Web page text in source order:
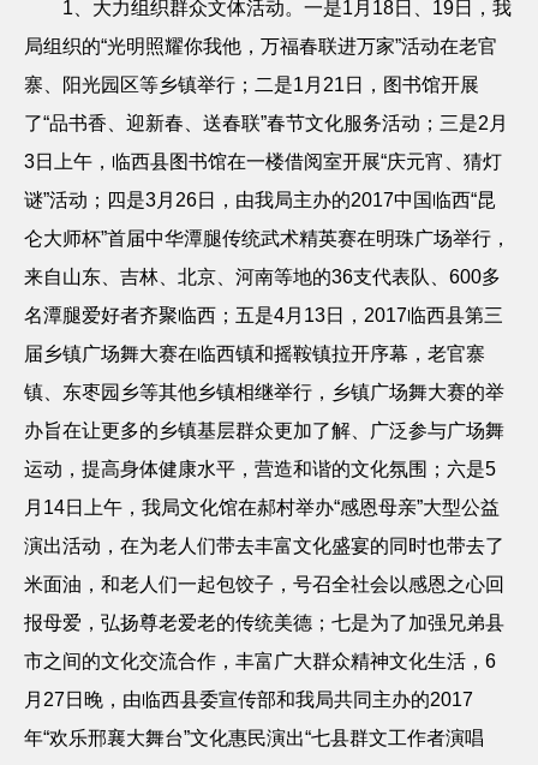
1 、大力组织群众文体活动。 一是1 月 18日、 19日，我
局组织的“光明照耀你我他，万福春联进万家”活动在老官
寨、阳光园区等乡镇举行；二是1 月 21 日，图书馆开展
了“品书香、迎新春、送春联”春节文化服务活动；三是2 月
3日上午，临西县图书馆在一楼借阅室开展“庆元宵、猜灯
谜”活动；四是3月 26日，由我局主办的2017中国临西“昆
仑大师杯”首届中华潭腿传统武术精英赛在明珠广场举行，
来自山东、吉林、北京、河南等地的36支代表队、 600多
名潭腿爱好者齐聚临西；五是4月 13日， 2017临西县第三
届乡镇广场舞大赛在临西镇和摇鞍镇拉开序幕，老官寨
镇、东枣园乡等其他乡镇相继举行，乡镇广场舞大赛的举
办旨在让更多的乡镇基层群众更加了解、广泛参与广场舞
运动，提高身体健康水平，营造和谐的文化氛围；六是5
月 14日上午，我局文化馆在郝村举办“感恩母亲”大型公益
演出活动，在为老人们带去丰富文化盛宴的同时也带去了
米面油，和老人们一起包饺子，号召全社会以感恩之心回
报母爱，弘扬尊老爱老的传统美德；七是为了加强兄弟县
市之间的文化交流合作，丰富广大群众精神文化生活， 6
月 27 日晚，由临西县委宣传部和我局共同主办的2017
年“欢乐邢襄大舞台”文化惠民演出“七县群文工作者演唱